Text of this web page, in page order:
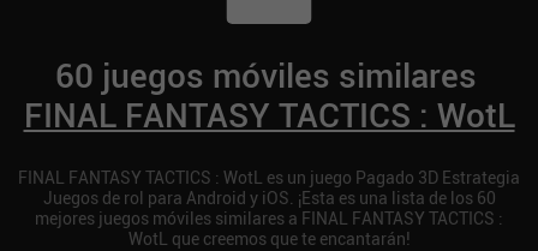
60 juegos móviles similares
FINAL FANTASY TACTICS : WotL
FINAL FANTASY TACTICS : WotL es un juego Pagado 3D Estrategia
Juegos de rol para Android y iOS. ¡Esta es una lista de los 60
mejores juegos móviles similares a FINAL FANTASY TACTICS :
WotL que creemos que te encantarán!